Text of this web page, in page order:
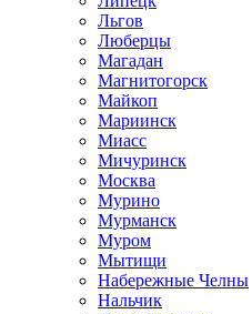
Льгов
Люберцы
Магадан
Магнитогорск
Майкоп
Мариинск
Миасс
Мичуринск
Москва
Мурино
Мурманск
Муром
Мытищи
Набережные Челны
Нальчик